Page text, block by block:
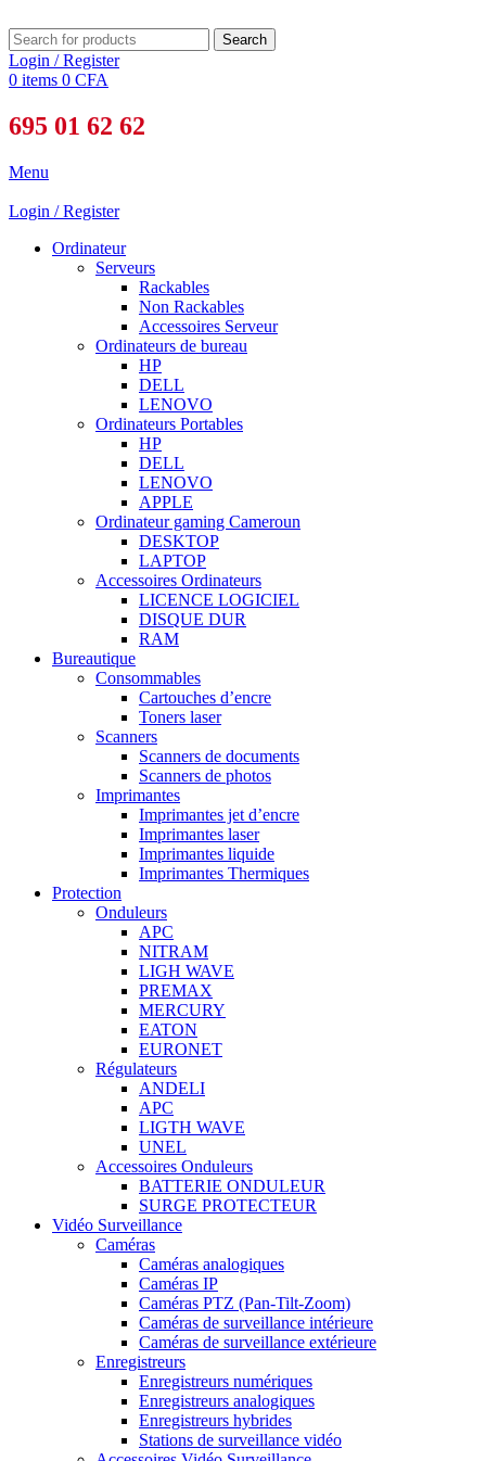
Search
Login / Register
0 items 0 CFA
695 01 62 62
Menu
Login / Register
Ordinateur
Serveurs
Rackables
Non Rackables
Accessoires Serveur
Ordinateurs de bureau
HP
DELL
LENOVO
Ordinateurs Portables
HP
DELL
LENOVO
APPLE
Ordinateur gaming Cameroun
DESKTOP
LAPTOP
Accessoires Ordinateurs
LICENCE LOGICIEL
DISQUE DUR
RAM
Bureautique
Consommables
Cartouches d’encre
Toners laser
Scanners
Scanners de documents
Scanners de photos
Imprimantes
Imprimantes jet d’encre
Imprimantes laser
Imprimantes liquide
Imprimantes Thermiques
Protection
Onduleurs
APC
NITRAM
LIGH WAVE
PREMAX
MERCURY
EATON
EURONET
Régulateurs
ANDELI
APC
LIGTH WAVE
UNEL
Accessoires Onduleurs
BATTERIE ONDULEUR
SURGE PROTECTEUR
Vidéo Surveillance
Caméras
Caméras analogiques
Caméras IP
Caméras PTZ (Pan-Tilt-Zoom)
Caméras de surveillance intérieure
Caméras de surveillance extérieure
Enregistreurs
Enregistreurs numériques
Enregistreurs analogiques
Enregistreurs hybrides
Stations de surveillance vidéo